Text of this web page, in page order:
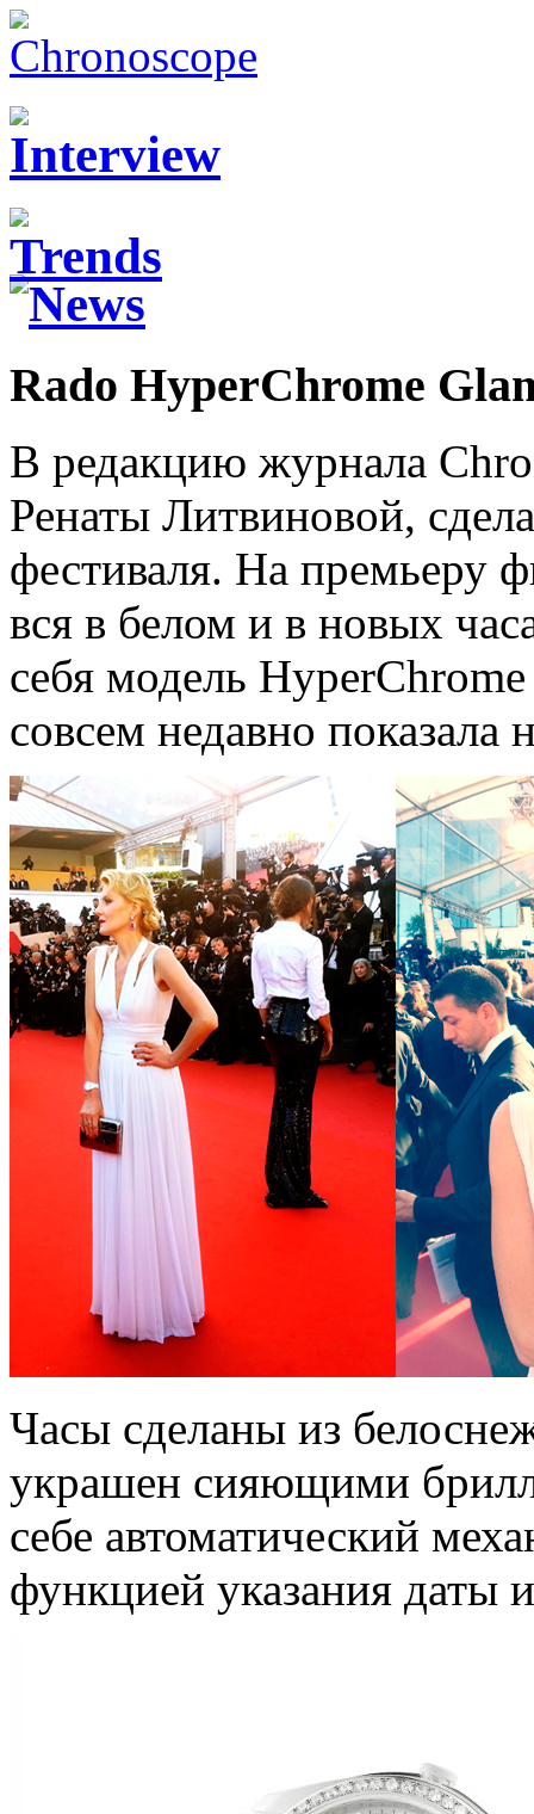
Rado HyperChrome
В редакцию журнала
Ренаты Литвиновой,
фестиваля. На премьеру
вся в белом и в новых
себя модель
совсем недавно показала
Часы сделаны из
украшен сияющими
себе автоматический
функцией указания даты